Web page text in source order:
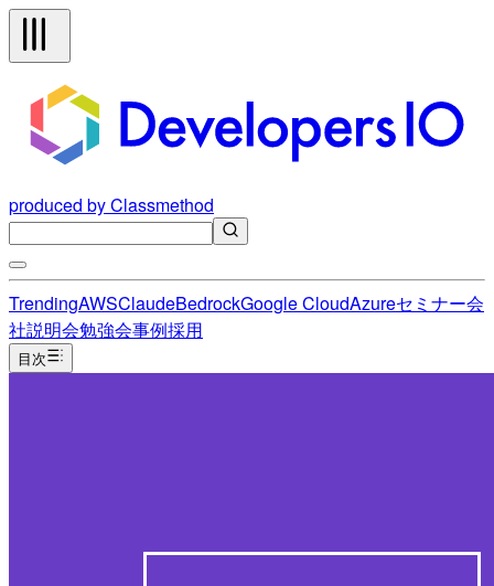
produced by Classmethod
TrendingAWSClaudeBedrockGoogle CloudAzureセミナー会
社説明会勉強会事例採用
目次